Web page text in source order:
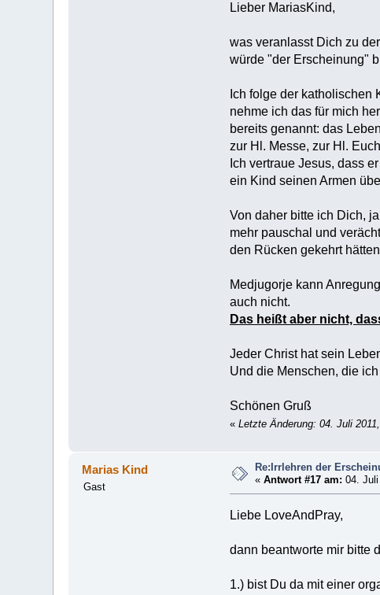
Lieber MariasKind,
was veranlasst Dich zu
würde "der Erscheinung"
Ich folge der katholischen
nehme ich das für mich
bereits genannt: das
zur Hl. Messe, zur Hl.
Ich vertraue Jesus, dass
ein Kind seinen Armen
Von daher bitte ich Dich,
mehr pauschal und
den Rücken gekehrt
Medjugorje kann
auch nicht.
Das heißt aber nicht,
Jeder Christ hat sein
Und die Menschen, die
Schönen Gruß
« Letzte Änderung: 04. Juli
Marias Kind
Gast
Re:Irrlehren der
«Antwort #17 am: 04.
Liebe LoveAndPray,
dann beantworte mir bitte
1.) bist Du da mit einer